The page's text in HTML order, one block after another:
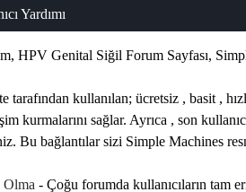
Yardımı
HPV Genital Siğil Forum Sayfası,
tarafından kullanılan; ücretsiz , basit ,
kurmalarını sağlar. Ayrıca , son
Bu bağlantılar sizi Simple Machines
Olma - Çoğu forumda kullanıcıların tam